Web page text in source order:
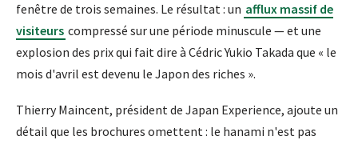
fenêtre de trois semaines. Le résultat : un afflux massif de
visiteurs compressé sur une période minuscule — et une
explosion des prix qui fait dire à Cédric Yukio Takada que « le
mois d'avril est devenu le Japon des riches ».
Thierry Maincent, président de Japan Experience, ajoute un
détail que les brochures omettent : le hanami n'est pas